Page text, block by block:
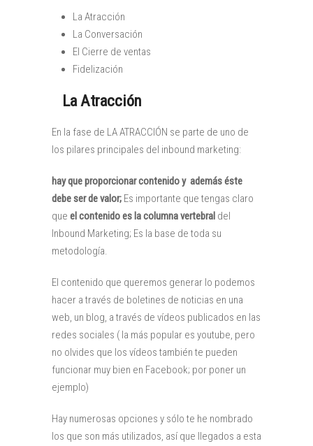
La Atracción
La Conversación
El Cierre de ventas
Fidelización
La Atracción
En la fase de LA ATRACCIÓN se parte de uno de
los pilares principales del inbound marketing:
hay que proporcionar contenido y además éste
debe ser de valor; Es importante que tengas claro
que el contenido es lacolumna vertebral del
Inbound Marketing; Es la base de toda su
metodología.
El contenido que queremos generar lo podemos
hacer a través de boletines de noticias en una
web, un blog, a través de vídeos publicados en las
redes sociales ( la más popular es youtube, pero
no olvides que los vídeos también te pueden
funcionar muy bien en Facebook; por poner un
ejemplo)
Hay numerosas opciones y sólo te he nombrado
los que son más utilizados, así que llegados a esta